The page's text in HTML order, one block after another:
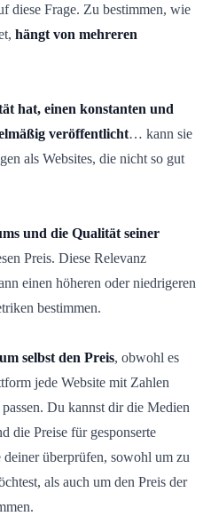
diese Frage. Zu bestimmen, wie
hängt von mehreren
hat, einen konstanten und
veröffentlicht… kann sie
als Websites, die nicht so gut
und die Qualität seiner
Preis. Diese Relevanz
einen höheren oder niedrigeren
bestimmen.
selbst den Preis, obwohl es
jede Website mit Zahlen
Du kannst dir die Medien
die Preise für gesponserte
überprüfen, sowohl um zu
als auch um den Preis der